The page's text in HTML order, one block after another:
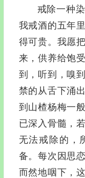
戒除一种
我戒酒的五年
得可贵。我愿
来，供养给饱
到，听到，嗅
禁的从舌下涌
到山楂杨梅一
已深入骨髓，
无法戒除的，
备。每次因思
而然地咽下，